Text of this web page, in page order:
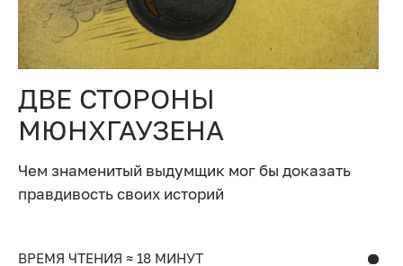
ДВЕ СТОРОНЫ
МЮНХГАУЗЕНА
Чем знаменитый выдумщик мог бы доказать
правдивость своих историй
ВРЕМЯ ЧТЕНИЯ ≈ 18 МИНУТ